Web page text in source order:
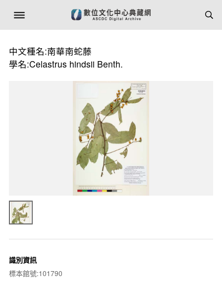
中文種名:南華南蛇藤
學名:Celastrus hindsii Benth.
識別資訊
標本館號:101790